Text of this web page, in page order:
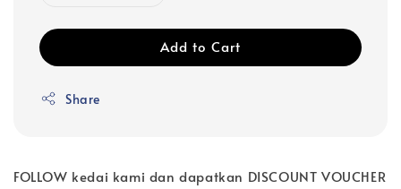
Add to Cart
Share
FOLLOW kedai kami dan dapatkan DISCOUNT VOUCHER